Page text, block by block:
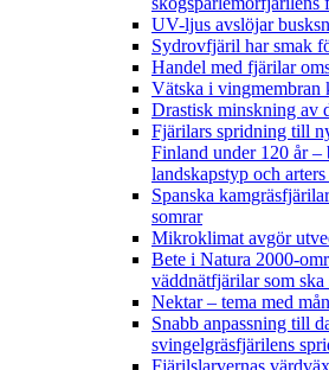
UV-ljus avslöjar
Sydrovfjäril har smak
Handel med fjärilar
Vätska i vingmembran
Drastisk minskning av
Fjärilars spridning till
Finland under 120 år–
landskapstyp och arters
Spanska
somrar
Mikroklimat avgör
Bete i Natura 2000-
väddnätfjärilar som ska
Nektar – tema med
Snabb anpassning till
svingelgräsfjärilens
Fjärilslarvernas